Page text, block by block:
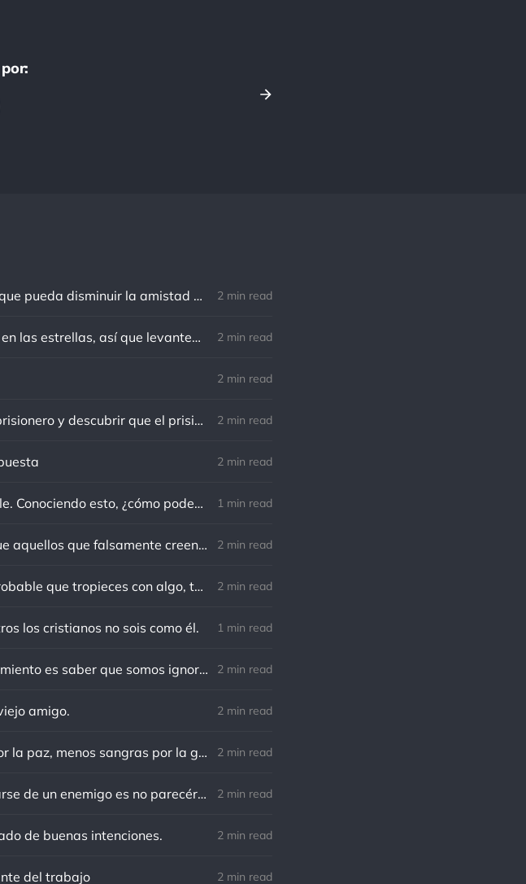
Robert Southey: No hay distancia o tiempo que pueda disminuir la amistad de aquellos que están completamente convencidos del valor del otro 2 min read
William Shakespeare: Nuestro destino está en las estrellas, así que levantemos nuestros ojos al cielo 2 min read
2 min read
Lewis B. Smedes: Perdonar es liberar a un prisionero y descubrir que el prisionero eras tú 2 min read
2 min read
Gandhi: Un minuto que pasa es irrecuperable. Conociendo esto, ¿cómo podemos malgastar tantas horas? 1 min read
Von Goethe: Nadie está más esclavizado que aquellos que falsamente creen que son libres. 2 min read
Charles F. Kettering: Sigue adelante, y es probable que tropieces con algo, tal vez cuando menos lo esperes. Nunca he escuchado hablar de alguien algu 2 min read
los cristianos no sois como él. 1 min read
Richard Cecil: El primer paso hacia el conocimiento es saber que somos ignorantes. 2 min read
amigo. 2 min read
Norman Schwarzkopf: Cuanto más sudes por la paz, menos sangras por la guerra. 2 min read
Marco Aurelio: El verdadero modo de vengarse de un enemigo es no parecérsele. 2 min read
de buenas intenciones. 2 min read
del trabajo 2 min read